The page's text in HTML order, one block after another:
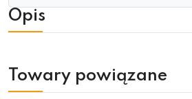
Opis
Towary powiązane